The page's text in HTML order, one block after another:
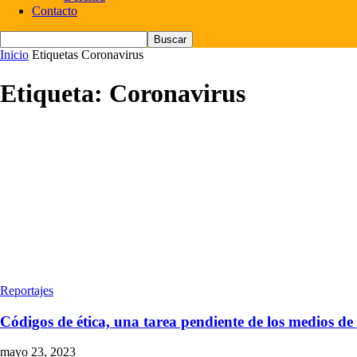
Contacto
Inicio Etiquetas Coronavirus
Etiqueta: Coronavirus
Reportajes
Códigos de ética, una tarea pendiente de los medios
mayo 23, 2023